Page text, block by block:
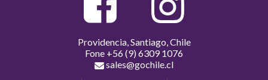
Providencia, Santiago, Chile
Fone +56 (9) 6309 1076
sales@gochile.cl